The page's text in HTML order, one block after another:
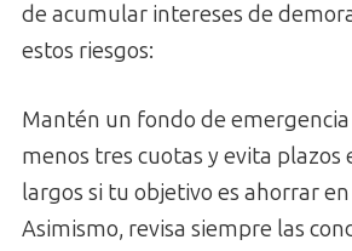
de acumular intereses de
estos riesgos:
Mantén un fondo de
menos tres cuotas y evita plazos
largos si tu objetivo es ahorrar
Asimismo, revisa siempre las